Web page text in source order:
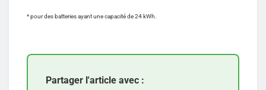
* pour des batteries ayant une capacité de 24 kWh.
Partager l'article avec :